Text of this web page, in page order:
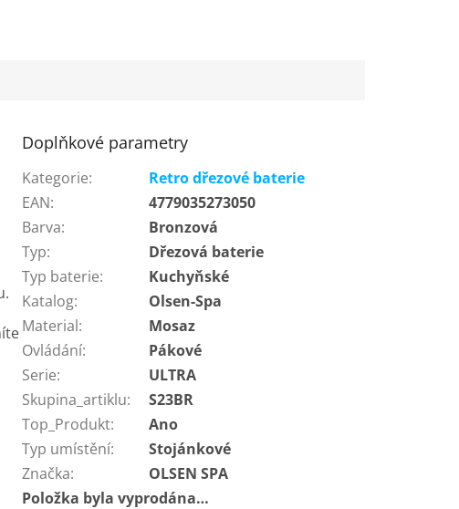
Doplňkové parametry
Kategorie:
Retro dřezové baterie
EAN:
4779035273050
Barva:
Bronzová
Typ:
Dřezová baterie
Typ baterie:
Kuchyňské
Katalog:
Olsen-Spa
Material:
Mosaz
Ovládání:
Pákové
Serie:
ULTRA
Skupina_artiklu:
S23BR
Top_Produkt:
Ano
Typ umístění:
Stojánkové
Značka:
OLSEN SPA
Položka byla vyprodána…